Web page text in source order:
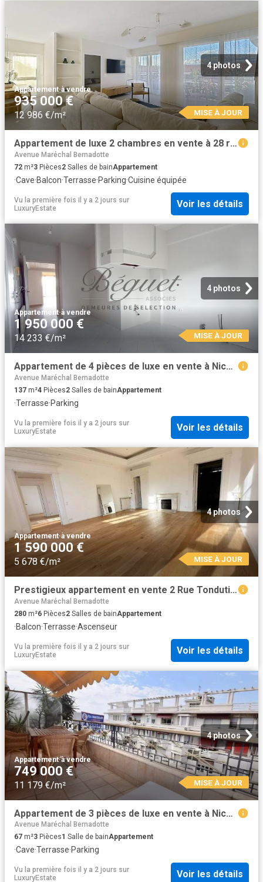
4 photos
Appartement·à vendre
935 000 €
12 986 €/m² MISE À JOUR
Appartement de luxe 2 chambres en vente à 28 rue edouard scoffier, Nice, Provence Alpes Côte d'Azur
Avenue Maréchal Bernadotte
72 m²3 Pièces2 Salles de bainAppartement
·Cave·Balcon·Terrasse·Parking·Cuisine équipée
Vu la première fois il y a 2 jours sur
LuxuryEstate
Voir les détails
4 photos
Appartement·à vendre
1 950 000 €
14 233 €/m² MISE À JOUR
Appartement de 4 pièces de luxe en vente à Nice, France
Avenue Maréchal Bernadotte
137 m²4 Pièces2 Salles de bainAppartement
·Terrasse·Parking
Vu la première fois il y a 2 jours sur
LuxuryEstate
Voir les détails
4 photos
Appartement·à vendre
1 590 000 €
5 678 €/m² MISE À JOUR
Prestigieux appartement en vente 2 Rue Tonduti de l'Escarène, Nice, Alpes Maritimes, Provence Alpes Côte d'Azur
Avenue Maréchal Bernadotte
280 m²6 Pièces2 Salles de bainAppartement
·Balcon·Terrasse·Ascenseur
Vu la première fois il y a 2 jours sur
LuxuryEstate
Voir les détails
4 photos
Appartement·à vendre
749 000 €
11 179 €/m² MISE À JOUR
Appartement de 3 pièces de luxe en vente à Nice, France
Avenue Maréchal Bernadotte
67 m²3 Pièces1 Salle de bainAppartement
·Cave·Terrasse·Parking
Vu la première fois il y a 2 jours sur
LuxuryEstate
Voir les détails